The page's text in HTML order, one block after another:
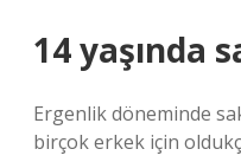
14 yaşında
Ergenlik döneminde
birçok erkek için